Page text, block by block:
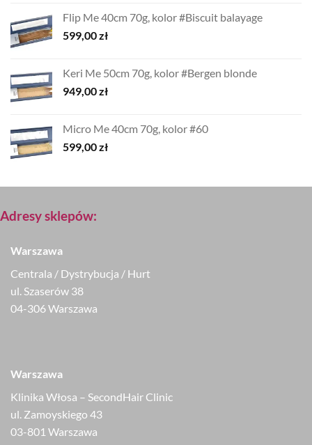
Flip Me 40cm 70g, kolor #Biscuit balayage
599,00zł
Keri Me 50cm 70g, kolor #Bergen blonde
949,00zł
Micro Me 40cm 70g, kolor #60
599,00zł
Adresy sklepów:
Warszawa
Centrala / Dystrybucja / Hurt
ul. Szaserów 38
04-306 Warszawa
Warszawa
Klinika Włosa – SecondHair Clinic
ul. Zamoyskiego 43
03-801 Warszawa